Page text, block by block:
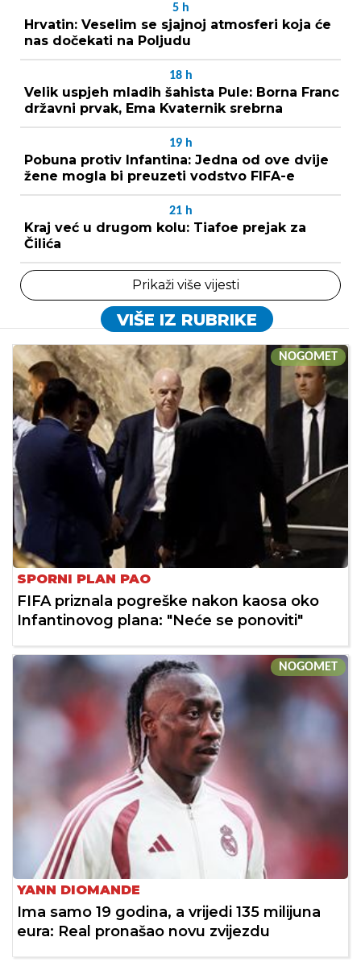
5 h
Hrvatin: Veselim se sjajnoj atmosferi koja će
nas dočekati na Poljudu
18 h
Velik uspjeh mladih šahista Pule: Borna Franc
državni prvak, Ema Kvaternik srebrna
19 h
Pobuna protiv Infantina: Jedna od ove dvije
žene mogla bi preuzeti vodstvo FIFA-e
21 h
Kraj već u drugom kolu: Tiafoe prejak za
Čilića
Prikaži više vijesti
VIŠE IZ RUBRIKE
NOGOMET
SPORNI PLAN PAO
FIFA priznala pogreške nakon kaosa oko
Infantinovog plana: "Neće se ponoviti"
NOGOMET
YANN DIOMANDE
Ima samo 19 godina, a vrijedi 135 milijuna
eura: Real pronašao novu zvijezdu